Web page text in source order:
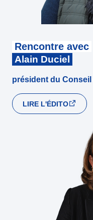
Rencontre avec
Alain Duciel
président du Conseil
LIRE L'ÉDITO